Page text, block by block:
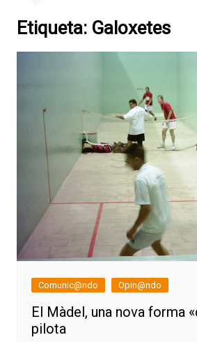
Etiqueta: Galoxetes
Comunic@ndo Opin@ndo
El Màdel, una nova forma
pilota